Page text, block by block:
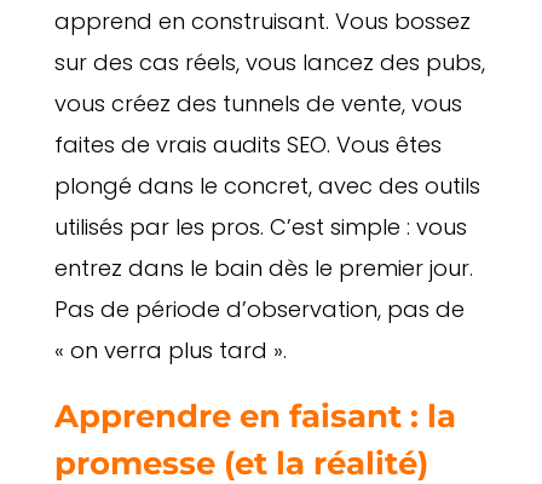
apprend en construisant. Vous bossez
sur des cas réels, vous lancez des pubs,
vous créez des tunnels de vente, vous
faites de vrais audits SEO. Vous êtes
plongé dans le concret, avec des outils
utilisés par les pros. C’est simple : vous
entrez dans le bain dès le premier jour.
Pas de période d’observation, pas de
« on verra plus tard ».
Apprendre en faisant : la
promesse (et la réalité)